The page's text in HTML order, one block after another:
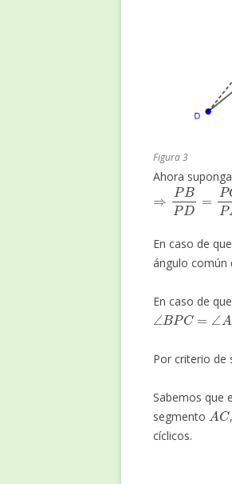
Figura 3
Ahora
BPD CP
En caso de que
ángulo común
En caso de que
∠BPC= ∠ AP
Por criterio de
Sabemos que
segmento
AC
cíclicos.